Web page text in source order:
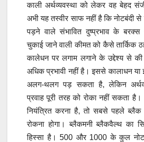
काली अर्थव्यवस्था को लेकर वह बेहद
अभी यह तस्वीर साफ नहीं है कि नोटबंदी से
पड़ने वाले संभावित दुष्प्रभाव के बरक्स
चुकाई जाने वाली कीमत को कैसे तार्किक
कालेधन पर लगाम लगाने के उद्देश्य से की
अधिक प्रभावी नहीं है। इससे कालाधन या
अलग-थलग पड़ सकता है, लेकिन
प्रवाह पूरी तरह को रोका नहीं सकता
नियंत्रित करना है, तो सबसे पहले
रोकना होगा। ब्लैकमनी ब्लैकवैल्थ का
हिस्सा है। 500 और 1000 के कुल